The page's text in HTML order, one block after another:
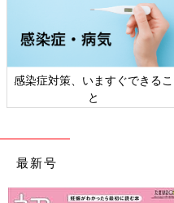
日本外来小児科学会リーフレッ
ト検討会
最新号